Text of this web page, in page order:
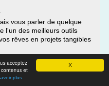
X
acceptez
et
plus
vous parler de quelque
l'un des meilleurs outils
rêves en projets tangibles